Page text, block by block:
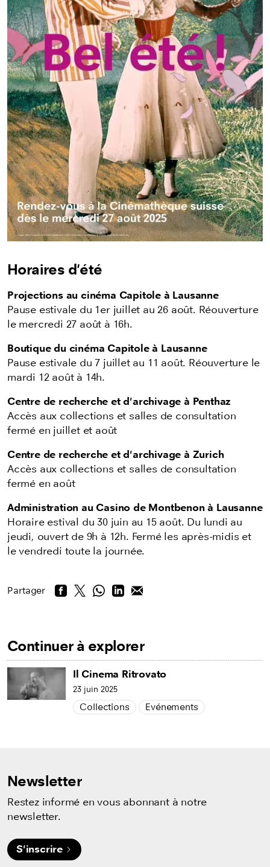
Horaires d'été
Projections au cinéma Capitole à Lausanne
Pause estivale du 1er juillet au 26 août. Réouverture
le mercredi 27 août à 16h.
Boutique du cinéma Capitole à Lausanne
Pause estivale du 7 juillet au 11 août. Réouverture le
mardi 12 août à 14h.
Centre de recherche et d'archivage à Penthaz
Accès aux collections et salles de consultation
fermé en juillet et août
Centre de recherche et d'archivage à Zurich
Accès aux collections et salles de consultation
fermé en août
Administration au Casino de Montbenon à Lausanne
Horaire estival du 30 juin au 15 août. Du lundi au
jeudi, ouvert de 9h à 12h. Fermé les après-midis et
le vendredi toute la journée.
Partager
Continuer à explorer
Il Cinema Ritrovato
23 juin 2025
Collections Evénements
Newsletter
Restez informé en vous abonnant à notre
newsletter.
S'inscrire